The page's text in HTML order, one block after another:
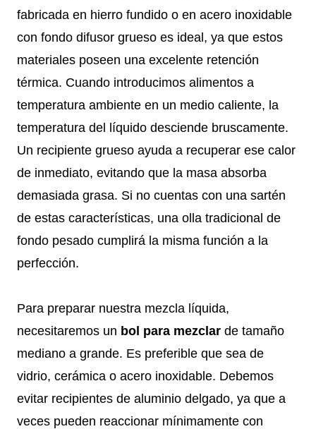
fabricada en hierro fundido o en acero inoxidable
con fondo difusor grueso es ideal, ya que estos
materiales poseen una excelente retención
térmica. Cuando introducimos alimentos a
temperatura ambiente en un medio caliente, la
temperatura del líquido desciende bruscamente.
Un recipiente grueso ayuda a recuperar ese calor
de inmediato, evitando que la masa absorba
demasiada grasa. Si no cuentas con una sartén
de estas características, una olla tradicional de
fondo pesado cumplirá la misma función a la
perfección.
Para preparar nuestra mezcla líquida,
necesitaremos un bol para mezclar de tamaño
mediano a grande. Es preferible que sea de
vidrio, cerámica o acero inoxidable. Debemos
evitar recipientes de aluminio delgado, ya que a
veces pueden reaccionar mínimamente con